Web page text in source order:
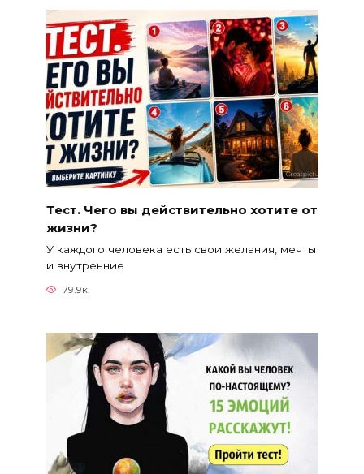
Тест. Чего вы действительно хотите от
жизни?
У каждого человека есть свои желания, мечты
и внутренние
79.9к.